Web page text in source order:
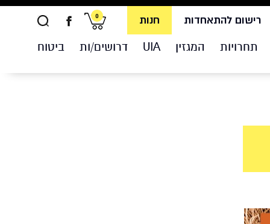
רישום להתאחדות חנות 0
תחרויות המגזין UIA דרושים/ות ביטוח